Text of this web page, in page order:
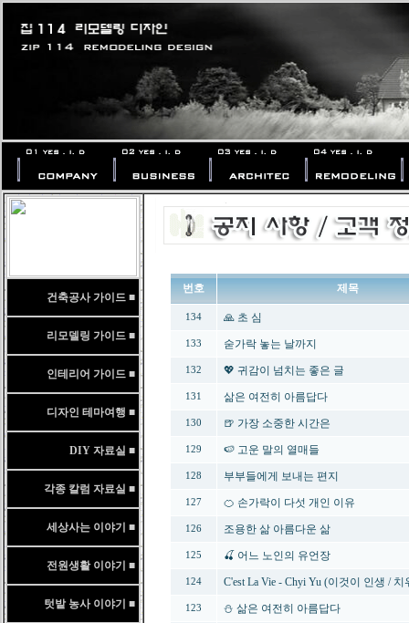
건축공사 가이드 ■
리모델링 가이드 ■
인테리어 가이드 ■
디자인 테마여행 ■
DIY 자료실 ■
각종 칼럼 자료실 ■
세상사는 이야기 ■
전원생활 이야기 ■
텃밭 농사 이야기 ■
번호 제목
134 🙏 초 심
133 숟가락 놓는 날까지
132 💖 귀감이 넘치는 좋은 글
131 삶은 여전히 아름답다
130 🍺 가장 소중한 시간은
129 🍉 고운 말의 열매들
128 부부들에게 보내는 편지
127 🍊 손가락이 다섯 개인 이유
126 조용한 삶 아름다운 삶
125 🍒 어느 노인의 유언장
124 C'est La Vie - Chyi Yu (이것이 인생 / 치
123 ⛄ 삶은 여전히 아름답다